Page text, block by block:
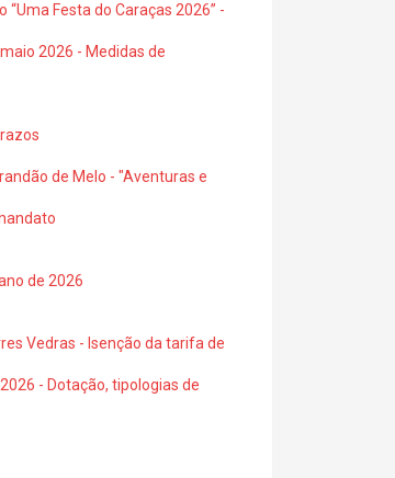
Festa do Caraças 2026” -
2026 - Medidas de
de Melo - "Aventuras e
de 2026
Vedras - Isenção da tarifa de
- Dotação, tipologias de